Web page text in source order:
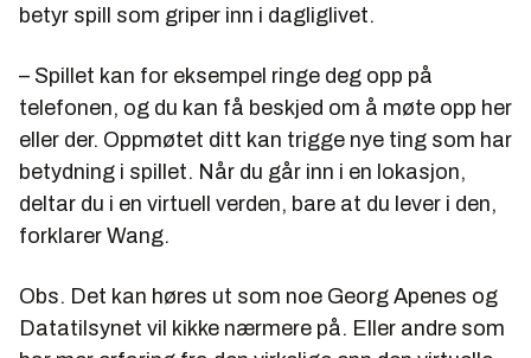
betyr spill som griper inn i dagliglivet.
– Spillet kan for eksempel ringe deg opp på
telefonen, og du kan få beskjed om å møte opp her
eller der. Oppmøtet ditt kan trigge nye ting som har
betydning i spillet. Når du går inn i en lokasjon,
deltar du i en virtuell verden, bare at du lever i den,
forklarer Wang.
Obs. Det kan høres ut som noe Georg Apenes og
Datatilsynet vil kikke nærmere på. Eller andre som